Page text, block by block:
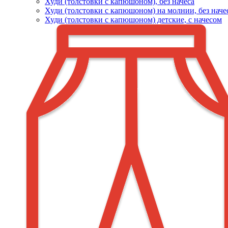
Худи (толстовки с капюшоном) на молнии, без
Худи (толстовки c капюшоном) детские, с начесом